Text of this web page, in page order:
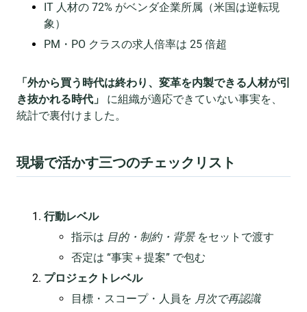
IT 人材の 72% がベンダ企業所属（米国は逆転現
象）
PM・PO クラスの求人倍率は 25 倍超
「外から買う時代は終わり、変革を内製できる人材が引
き抜かれる時代」
に組織が適応できていない事実を、
統計で裏付けました。
現場で活かす三つのチェックリスト
行動レベル
指示は 目的・制約・背景をセットで渡す
否定は “事実＋提案” で包む
プロジェクトレベル
目標・スコープ・人員を 月次で再認識